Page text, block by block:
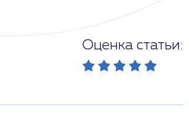
Оценка статьи: